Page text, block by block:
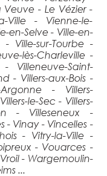
Veuve - Le Vézier -
Ville - Vienne-le-
en-Selve - Ville-en-
- Ville-sur-Tourbe -
lès-Charleville -
- Villeneuve-Saint-
- Villers-aux-Bois -
Argonne - Villers-
le-Sec - Villers-
- Villeseneux -
- Vinay - Vincelles -
- Vitry-la-Ville -
- Vouarces -
- Wargemoulin-
...